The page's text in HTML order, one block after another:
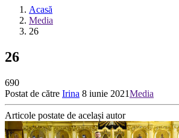
Acasă
Media
26
26
690
Postat de către Irina 8 iunie 2021Media
Articole postate de același autor